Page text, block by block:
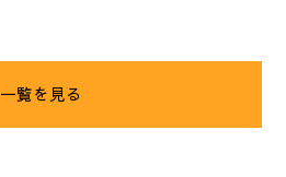
一覧を見る